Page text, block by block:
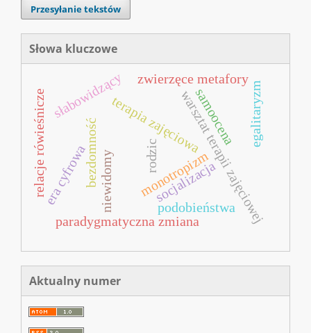
Przesyłanie tekstów
Słowa kluczowe
bezdomnośćniewidomy monotropizmwarsztat terapii zajęciowej
terapia zajęciowa
podobieństwa
słabowidzący
era cyfrowa rodzic
paradygmatyczna zmiana
zwierzęce metafory
egalitaryzm
relacje rówieśnicze samoocena
socjalizacja
Aktualny numer